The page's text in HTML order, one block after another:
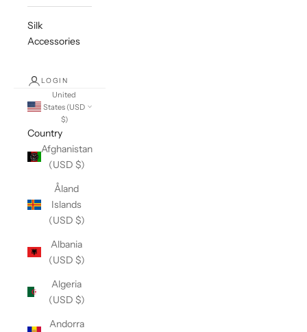
Silk
Accessories
LOGIN
United
States (USD
$)
Country
Afghanistan
(USD $)
Åland
Islands
(USD $)
Albania
(USD $)
Algeria
(USD $)
Andorra